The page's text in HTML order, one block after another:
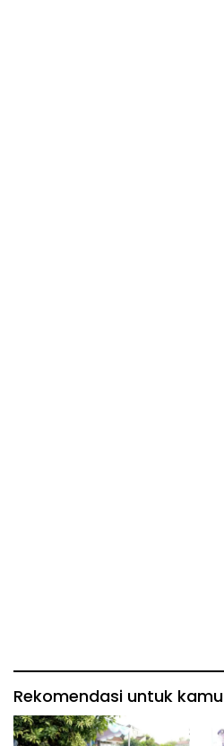
Rekomendasi untuk kamu